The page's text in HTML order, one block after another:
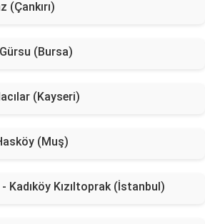
(Çankırı)
(Bursa)
(Kayseri)
(Muş)
Kadıköy Kızıltoprak (İstanbul)